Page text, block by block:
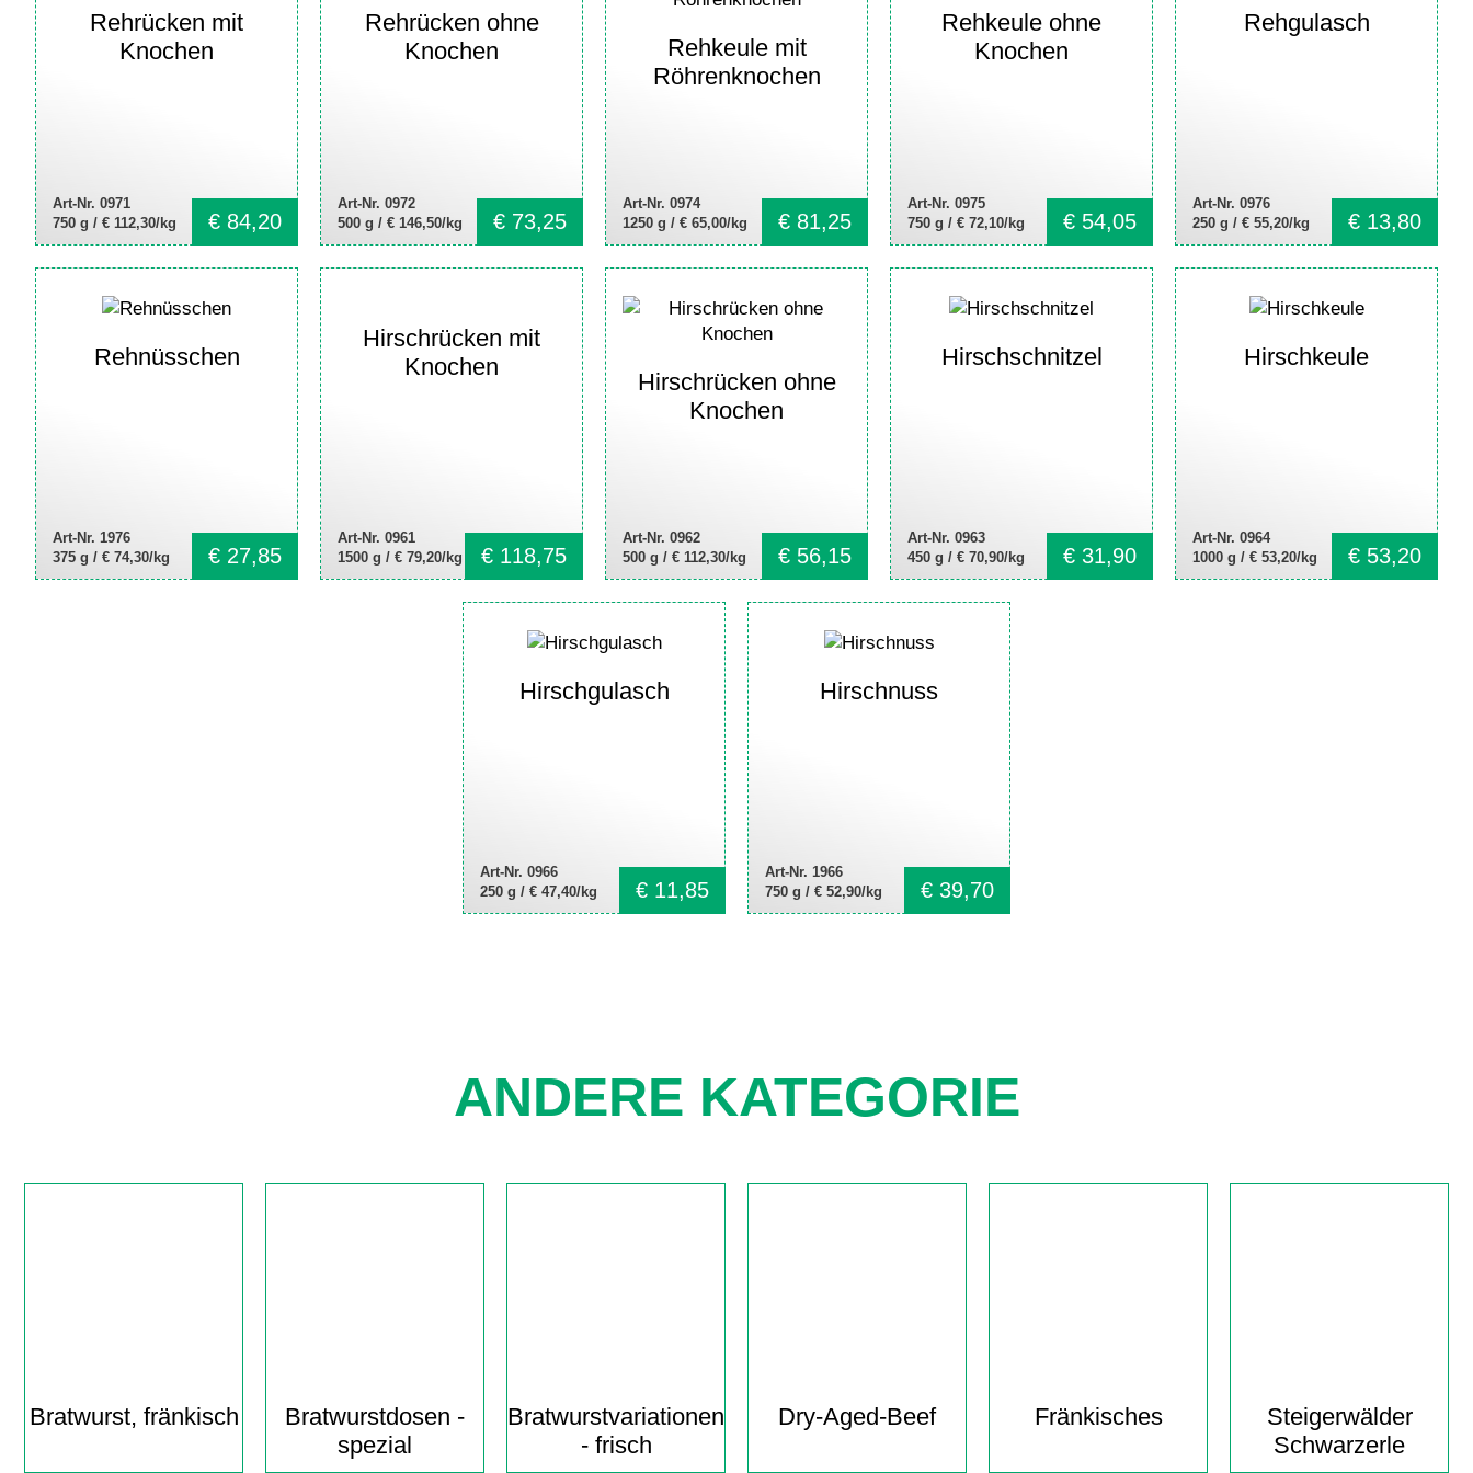
Rehrücken mit
Knochen
Art-Nr. 0971
750 g / € 112,30/kg € 84,20
Rehrücken ohne
Knochen
Art-Nr. 0972
500 g / € 146,50/kg € 73,25
Rehkeule mit
Röhrenknochen
Art-Nr. 0974
1250 g / € 65,00/kg € 81,25
Rehkeule ohne
Knochen
Art-Nr. 0975
750 g / € 72,10/kg € 54,05
Rehgulasch
Art-Nr. 0976
250 g / € 55,20/kg € 13,80
Rehnüsschen
Art-Nr. 1976
375 g / € 74,30/kg € 27,85
Hirschrücken mit
Knochen
Art-Nr. 0961
1500 g / € 79,20/kg € 118,75
Hirschrücken ohne
Knochen
Art-Nr. 0962
500 g / € 112,30/kg € 56,15
Hirschschnitzel
Art-Nr. 0963
450 g / € 70,90/kg € 31,90
Hirschkeule
Art-Nr. 0964
1000 g / € 53,20/kg € 53,20
Hirschgulasch
Art-Nr. 0966
250 g / € 47,40/kg € 11,85
Hirschnuss
Art-Nr. 1966
750 g / € 52,90/kg € 39,70
ANDERE KATEGORIE
Navigation
Bratwurst, fränkisch
Bratwurst­dosen -
spezial
Bratwurst­variationen
- frisch
Dry-Aged-Beef Fränkisches
Steigerwälder
Schwarzerle